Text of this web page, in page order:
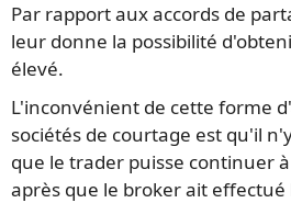
Par rapport aux accords de
leur donne la possibilité
élevé.
L'inconvénient de cette forme
sociétés de courtage est qu'il
que le trader puisse continuer
après que le broker ait